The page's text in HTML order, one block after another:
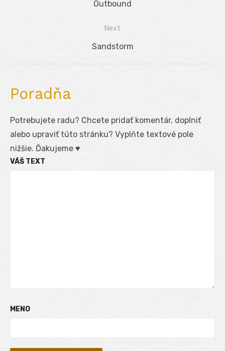
Previous
Outbound
Next
Next
Sandstorm
Poradňa
Potrebujete radu? Chcete pridať komentár, doplniť
alebo upraviť túto stránku? Vyplňte textové pole
nižšie. Ďakujeme ♥
VÁŠ TEXT
MENO